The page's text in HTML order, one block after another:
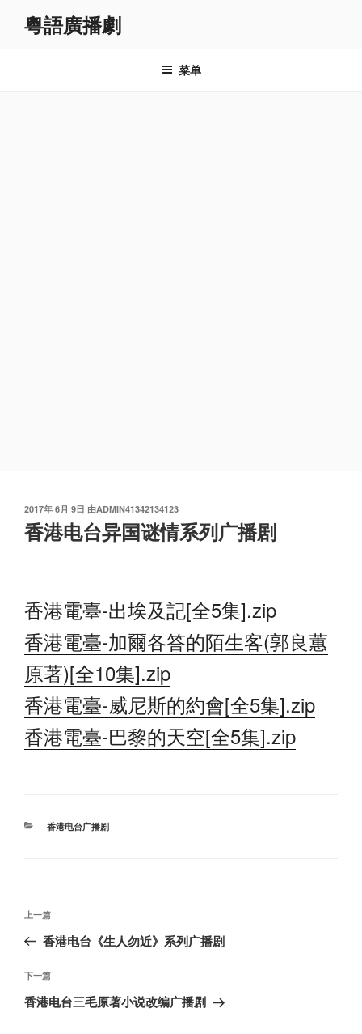
粵語廣播劇
菜单
发
布
于
2017年 6月 9日 由ADMIN41342134123
香港电台异国谜情系列广播剧
香港電臺-出埃及記[全5集].zip
香港電臺-加爾各答的陌生客(郭良蕙
原著)[全10集].zip
香港電臺-威尼斯的約會[全5集].zip
香港電臺-巴黎的天空[全5集].zip
分
香港电台广播剧
文
导
航
上
一
文
章
上一篇
香港电台《生人勿近》系列广播剧
下
一
下一篇
香港电台三毛原著小说改编广播剧